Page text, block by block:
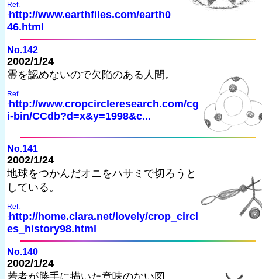
Ref.
: http://www.earthfiles.com/earth0
46.html
No.142
2002/1/24
霊を認めないので欠陥のある人間。
Ref.
: http://www.cropcircleresearch.com/cg
i-bin/CCdb?d=x&y=1998&c...
No.141
2002/1/24
地球をつかんだオニをハサミで切ろうと
している。
Ref.
: http://home.clara.net/lovely/crop_circl
es_history98.html
No.140
2002/1/24